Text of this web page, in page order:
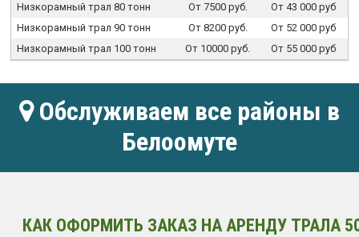
Низкорамный трал 80 тонн
От 7500 руб.
От 43 000 руб
Низкорамный трал 90 тонн
От 8200 руб.
От 52 000 руб
Низкорамный трал 100 тонн
От 10000 руб. От 55 000 руб
Обслуживаем все районы в
Белоомуте
КАК ОФОРМИТЬ ЗАКАЗ НА АРЕНДУ ТРАЛА